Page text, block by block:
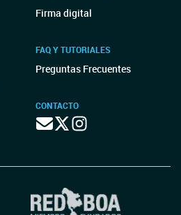
Firma digital
FAQ Y TUTORIALES
Preguntas Frecuentes
CONTACTO